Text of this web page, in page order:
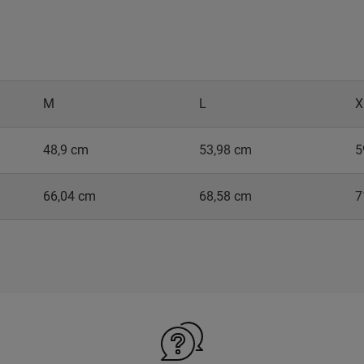
M L
48,9 cm 53,98 cm
66,04 cm 68,58 cm